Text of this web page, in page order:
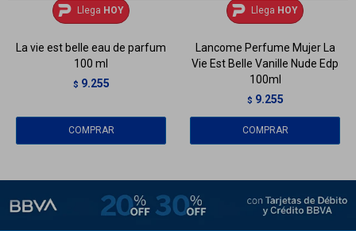
Llega HOY
La vie est belle eau de parfum
100 ml
$ 9.255
Llega HOY
Lancome Perfume Mujer La
Vie Est Belle Vanille Nude Edp
100ml
$ 9.255